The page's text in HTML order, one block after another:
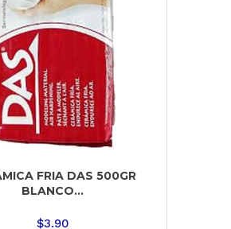
FRIA DAS 500GR
BLANCO...
$3.90